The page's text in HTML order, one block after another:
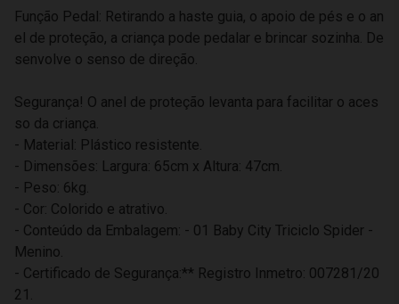
Função Pedal: Retirando a haste guia, o apoio de pés e o an
el de proteção, a criança pode pedalar e brincar sozinha. De
senvolve o senso de direção.
Segurança! O anel de proteção levanta para facilitar o aces
so da criança.
- Material: Plástico resistente.
- Dimensões: Largura: 65cm x Altura: 47cm.
- Peso: 6kg.
- Cor: Colorido e atrativo.
- Conteúdo da Embalagem: - 01 Baby City Triciclo Spider -
Menino.
- Certificado de Segurança:** Registro Inmetro: 007281/20
21.